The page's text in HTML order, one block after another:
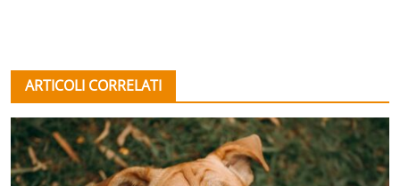
ARTICOLI CORRELATI